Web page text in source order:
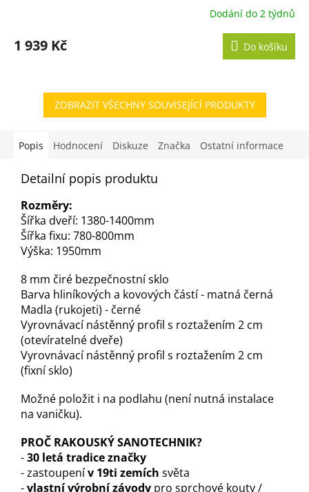
Dodání do 2 týdnů
1 939 Kč Do košíku
ZOBRAZIT VŠECHNY SOUVISEJÍCÍ PRODUKTY
Popis Hodnocení Diskuze Značka Ostatní informace
Detailní popis produktu
Rozměry:
Šířka dveří: 1380-1400mm
Šířka fixu: 780-800mm
Výška: 1950mm
8 mm čiré bezpečnostní sklo
Barva hliníkových a kovových částí - matná černá
Madla (rukojeti) - černé
Vyrovnávací nástěnný profil s roztažením 2 cm
(otevíratelné dveře)
Vyrovnávací nástěnný profil s roztažením 2 cm
(fixní sklo)
Možné položit i na podlahu (není nutná instalace
na vaničku).
PROČ RAKOUSKÝ SANOTECHNIK?
-30 letá tradice značky
- zastoupenív 19ti zemích světa
-vlastní výrobní závody pro sprchové kouty /